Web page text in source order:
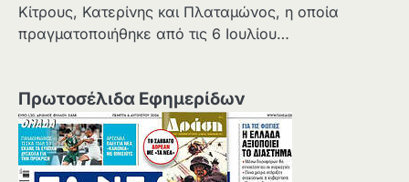
Κίτρους, Κατερίνης και Πλαταμώνος, η οποία
πραγματοποιήθηκε από τις 6 Ιουλίου…
Πρωτοσέλιδα Εφημερίδων